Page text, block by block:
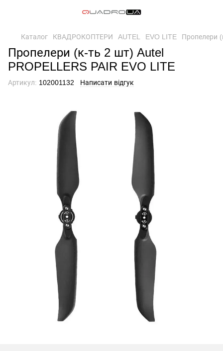
Каталог КВАДРОКОПТЕРИ AUTEL EVO LITE Пропелери
Пропелери (к-ть 2 шт) Autel
PROPELLERS PAIR EVO LITE
Артикул: 102001132 Написати відгук